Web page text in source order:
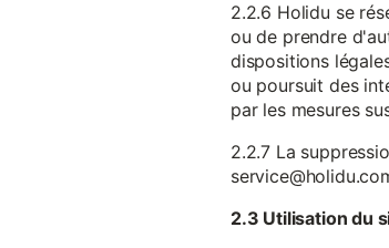
2.2.6 Holidu se
ou de prendre
dispositions
ou poursuit des
par les mesures
2.2.7 La
2.3 Utilisation du